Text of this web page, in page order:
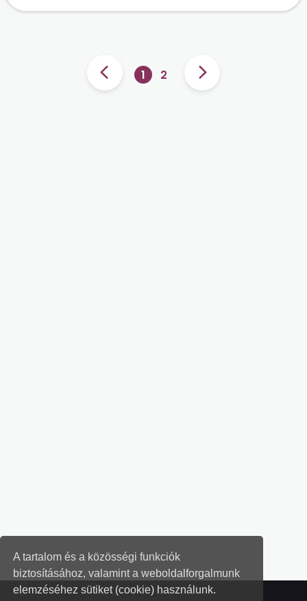
A tartalom és a közösségi funkciók
biztosításához, valamint a weboldalforgalmunk
elemzéséhez sütiket (cookie) használunk.
1 2